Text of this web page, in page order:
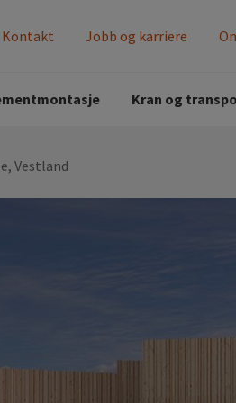
Kontakt Jobb og karriere
Kran og
Vestland